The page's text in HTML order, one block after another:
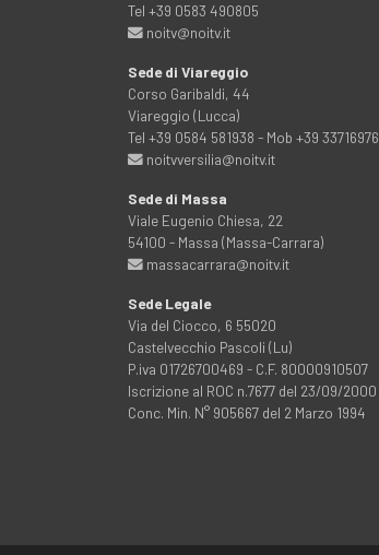
Tel +39 0583 490805
noitv@noitv.it
Sede di Viareggio
Corso Garibaldi, 44
Viareggio (Lucca)
Tel +39 0584 581938 - Mob +39
noitvversilia@noitv.it
Sede di Massa
Viale Eugenio Chiesa, 22
54100 - Massa (Massa-Carrara)
massacarrara@noitv.it
Sede Legale
Via del Ciocco, 6 55020
Castelvecchio Pascoli (Lu)
P.iva 01726700469 - C.F. 80000910507
Iscrizione al ROC n.7677 del 23/09/2000
Conc. Min. N° 905667 del 2 Marzo 1994